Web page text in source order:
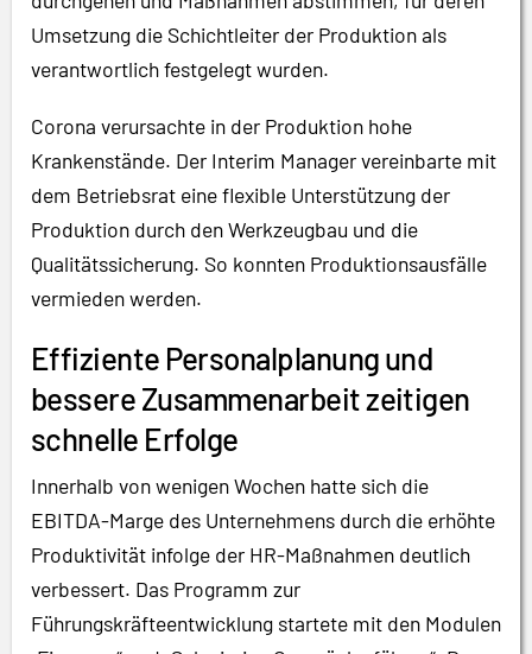
Umsetzung die Schichtleiter der Produktion als
verantwortlich festgelegt wurden.
Corona verursachte in der Produktion hohe
Krankenstände. Der Interim Manager vereinbarte mit
dem Betriebsrat eine flexible Unterstützung der
Produktion durch den Werkzeugbau und die
Qualitätssicherung. So konnten Produktionsausfälle
vermieden werden.
Effiziente Personalplanung und
bessere Zusammenarbeit zeitigen
schnelle Erfolge
Innerhalb von wenigen Wochen hatte sich die
EBITDA-Marge des Unternehmens durch die erhöhte
Produktivität infolge der HR-Maßnahmen deutlich
verbessert. Das Programm zur
Führungskräfteentwicklung startete mit den Modulen